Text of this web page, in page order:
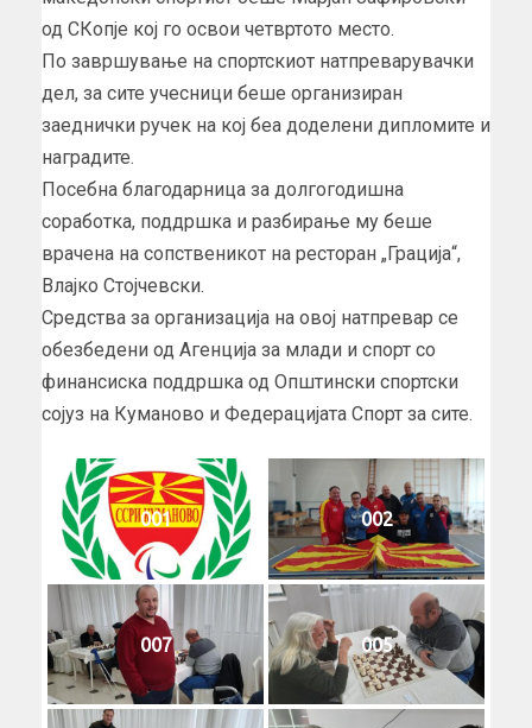
од СКопје кој го освои четвртото место.
По завршување на спортскиот натпреварувачки
дел, за сите учесници беше организиран
заеднички ручек на кој беа доделени дипломите и
наградите.
Посебна благодарница за долгогодишна
соработка, поддршка и разбирање му беше
врачена на сопственикот на ресторан „Грација“,
Влајко Стојчевски.
Средства за организација на овој натпревар се
обезбедени од Агенција за млади и спорт со
финансиска поддршка од Општински спортски
сојуз на Куманово и Федерацијата Спорт за сите.
001 002
007 005